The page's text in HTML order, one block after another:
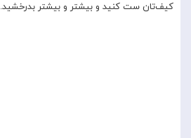
کیف‌تان ست کنید و بیشتر و بیشتر بدرخشید.